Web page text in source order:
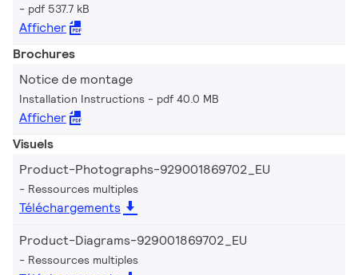
pdf 537.7 kB
Afficher
Brochures
Notice de montage
Installation Instructions pdf 40.0 MB
Afficher
Visuels
Product-Photographs-929001869702_EU
Ressources multiples
Téléchargements
Product-Diagrams-929001869702_EU
Ressources multiples